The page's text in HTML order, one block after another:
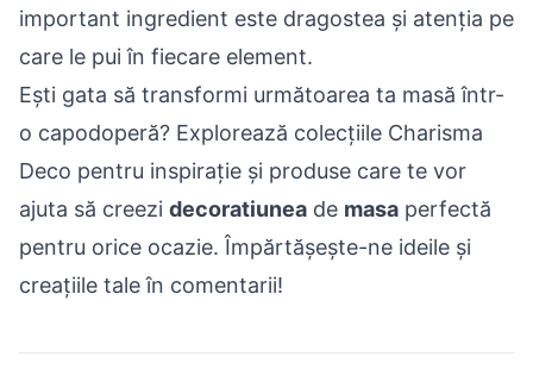
important ingredient este dragostea și atenția pe
care le pui în fiecare element.
Ești gata să transformi următoarea ta masă într-
o capodoperă? Explorează colecțiile Charisma
Deco pentru inspirație și produse care te vor
ajuta să creezi decoratiunea de masa perfectă
pentru orice ocazie. Împărtășește-ne ideile și
creațiile tale în comentarii!